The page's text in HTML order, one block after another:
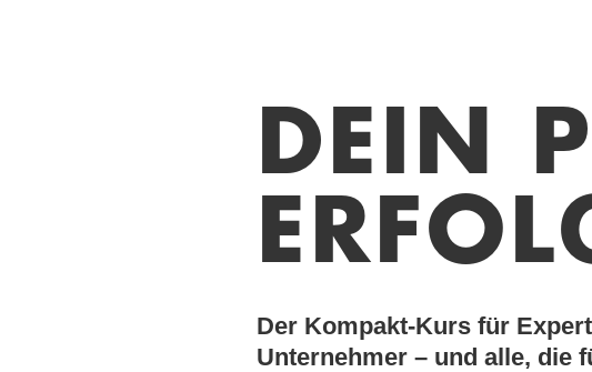
DEIN
Der Kompakt-Kurs für
Unternehmer – und alle, die